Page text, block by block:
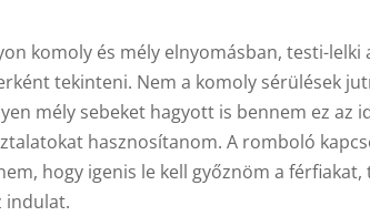
komoly és mély elnyomásban, testi-lelki
tekinteni. Nem a komoly sérülések
mély sebeket hagyott is bennem ez az
hasznosítanom. A romboló
hogy igenis le kell győznöm a
indulat.